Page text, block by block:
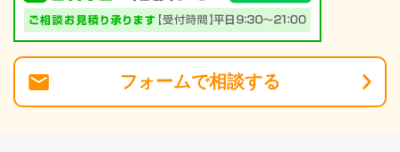
フォームで相談する